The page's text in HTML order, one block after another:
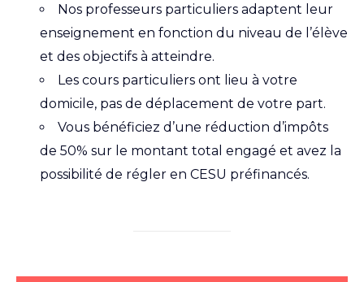
Nos professeurs particuliers adaptent leur
enseignement en fonction du niveau de l’élève
et des objectifs à atteindre.
Les cours particuliers ont lieu à votre
domicile, pas de déplacement de votre part.
Vous bénéficiez d’une réduction d’impôts
de 50% sur le montant total engagé et avez la
possibilité de régler en CESU préfinancés.